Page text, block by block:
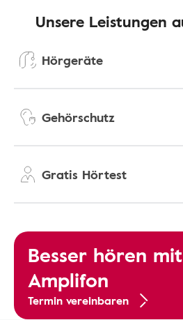
Unsere Leistungen
Hörgeräte
Gehörschutz
Gratis Hörtest
Besser hören mit
Amplifon
Termin vereinbaren